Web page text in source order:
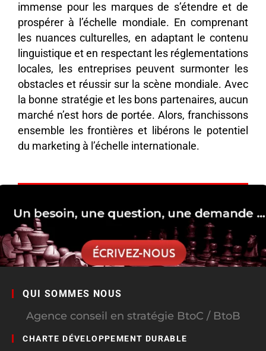
immense pour les marques de s’étendre et de
prospérer à l’échelle mondiale. En comprenant
les nuances culturelles, en adaptant le contenu
linguistique et en respectant les réglementations
locales, les entreprises peuvent surmonter les
obstacles et réussir sur la scène mondiale. Avec
la bonne stratégie et les bons partenaires, aucun
marché n’est hors de portée. Alors, franchissons
ensemble les frontières et libérons le potentiel
du marketing à l’échelle internationale.
QUI SOMMES NOUS
Agence conseil en stratégie BtoC / BtoB
CHARTE DÉVELOPPEMENT DURABLE